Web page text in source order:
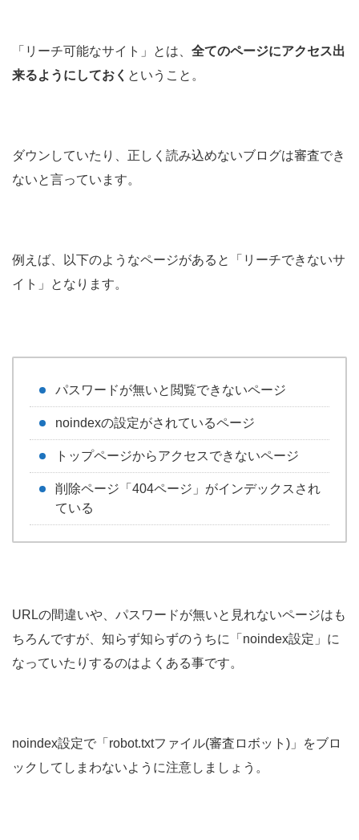
「リーチ可能なサイト」とは、 全てのページにアクセス出
来るようにしておく ということ。
ダウンしていたり、正しく読み込めないブログは審査でき
ないと言っています。
例えば、以下のようなページがあると「リーチできないサ
イト」となります。
パスワードが無いと閲覧できないページ
noindexの設定がされているページ
トップページからアクセスできないページ
削除ページ「404ページ」がインデックスされ
ている
URLの間違いや、パスワードが無いと見れないページはも
ちろんですが、知らず知らずのうちに「noindex設定」に
なっていたりするのはよくある事です。
noindex設定で「robot.txtファイル(審査ロボット)」をブロ
ックしてしまわないように注意しましょう。